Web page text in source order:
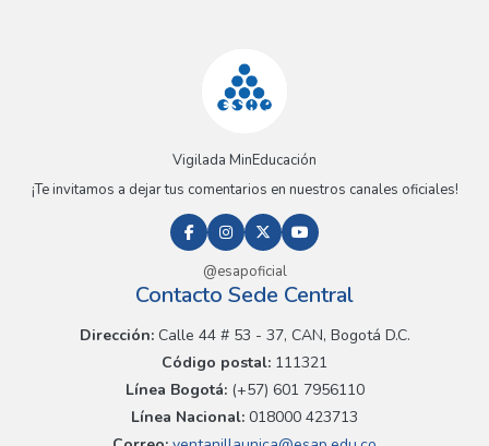
Vigilada MinEducación
¡Te invitamos a dejar tus comentarios en nuestros canales oficiales!
@esapoficial
Contacto Sede Central
Dirección:Calle 44 # 53 - 37, CAN, Bogotá D.C.
Código postal: 111321
Línea Bogotá:(+57) 601 7956110
Línea Nacional: 018000 423713